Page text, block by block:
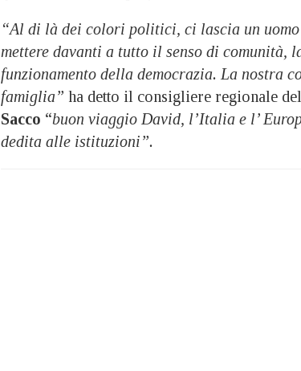
“Al di là dei colori politici, ci lascia un
mettere davanti a tutto il senso di comunità,
funzionamento della democrazia. La nostra
famiglia” ha detto il consigliere regionale
Sacco “buon viaggio David, l’Italia e l’
dedita alle istituzioni”.